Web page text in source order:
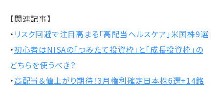
【関連記事】
・ リスク回避で注目高まる「高配当ヘルスケア」米国株9選
・初心者はNISAの「つみたて投資枠」と「成長投資枠」の
どちらを使うべき？
・高配当＆値上がり期待！3月権利確定日本株6選+14銘